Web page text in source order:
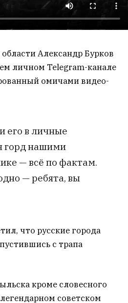
Александр Бурков
личном Telegram-канале
омичами видео-
его в личные
горд нашими
— всё по фактам.
— ребята, вы
что русские города
с трапа
кроме словесного
советском